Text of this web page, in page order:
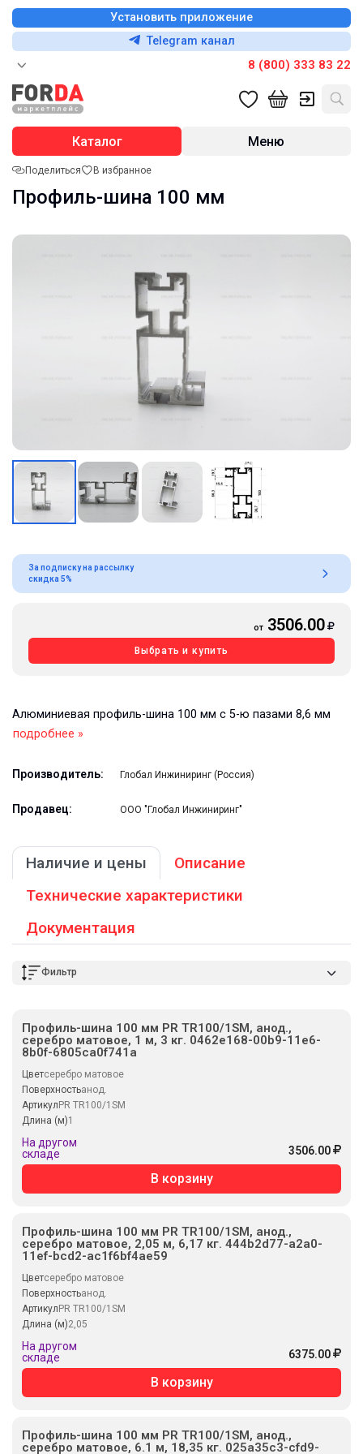
Установить приложение
Telegram канал
8 (800) 333 83 22
Каталог Меню
Поделиться В избранное
Профиль-шина 100 мм
За подписку на рассылку
скидка 5%
от 3506.00
Выбрать и купить
Алюминиевая профиль-шина 100 мм с 5-ю пазами 8,6 мм
подробнее »
Производитель: Глобал Инжиниринг (Россия)
Продавец: ООО "Глобал Инжиниринг"
Наличие и цены
Описание
Технические характеристики
Документация
Фильтр
Профиль-шина 100 мм PR TR100/1SM, анод.,
серебро матовое, 1 м, 3 кг. 0462e168-00b9-11e6-
8b0f-6805ca0f741a
Цветсеребро матовое
Поверхностьанод.
АртикулPR TR100/1SM
Длина (м)1
На другом
складе
3506.00
В корзину
Профиль-шина 100 мм PR TR100/1SM, анод.,
серебро матовое, 2,05 м, 6,17 кг. 444b2d77-a2a0-
11ef-bcd2-ac1f6bf4ae59
Цветсеребро матовое
Поверхностьанод.
АртикулPR TR100/1SM
Длина (м)2,05
На другом
складе
6375.00
В корзину
Профиль-шина 100 мм PR TR100/1SM, анод.,
серебро матовое, 6.1 м, 18,35 кг. 025a35c3-cfd9-